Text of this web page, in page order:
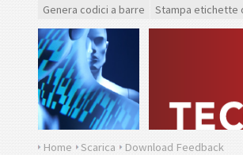
Genera codici a barre Stampa etichette
Home Scarica Download Feedback